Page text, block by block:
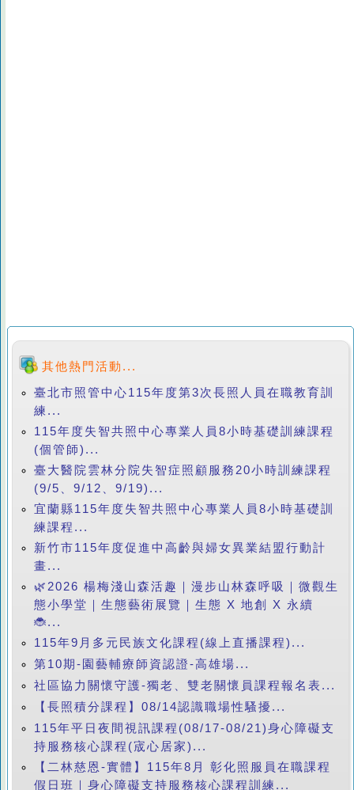
其他熱門活動...
臺北市照管中心115年度第3次長照人員在職教育訓
練...
115年度失智共照中心專業人員8小時基礎訓練課程
(個管師)...
臺大醫院雲林分院失智症照顧服務20小時訓練課程
(9/5、9/12、9/19)...
宜蘭縣115年度失智共照中心專業人員8小時基礎訓
練課程...
新竹市115年度促進中高齡與婦女異業結盟行動計
畫...
🌿2026 楊梅淺山森活趣｜漫步山林森呼吸｜微觀生
態小學堂｜生態藝術展覽｜生態 X 地創 X 永續
🐞...
115年9月多元民族文化課程(線上直播課程)...
第10期-園藝輔療師資認證-高雄場...
社區協力關懷守護-獨老、雙老關懷員課程報名表...
【長照積分課程】08/14認識職場性騷擾...
115年平日夜間視訊課程(08/17-08/21)身心障礙支
持服務核心課程(宬心居家)...
【二林慈恩-實體】115年8月 彰化照服員在職課程
假日班｜身心障礙支持服務核心課程訓練...